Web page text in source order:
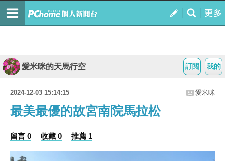
我的
訂閱
愛米咪的天馬行空
2024-12-03 15:14:15 愛米咪
最美最優的故宮南院馬拉松
留言 0 收藏 0 推薦 1